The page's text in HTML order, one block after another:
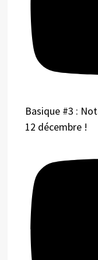
Basique #3 :
12 décembre !